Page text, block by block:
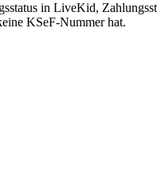
in LiveKid,
KSeF-Nummer hat.